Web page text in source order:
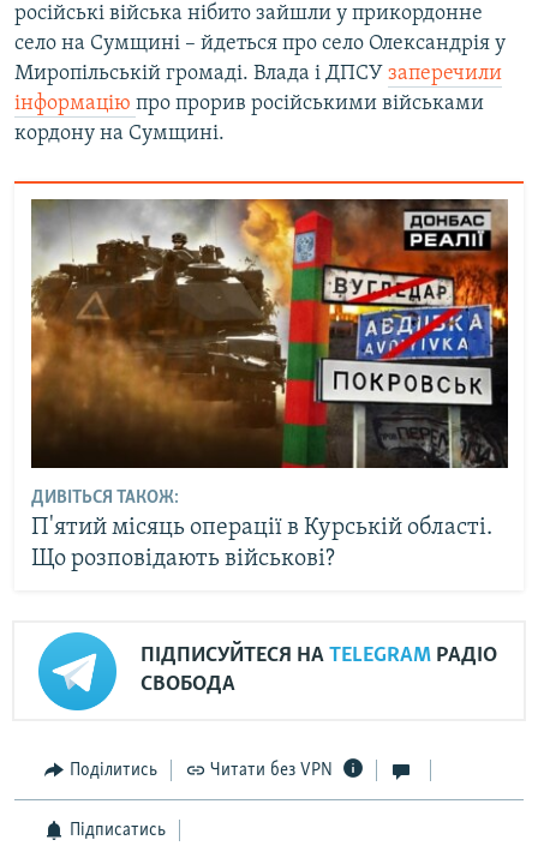
російські війська нібито зайшли у прикордонне
село на Сумщині – йдеться про село Олександрія у
Миропільській громаді. Влада і ДПСУ заперечили
інформацію про прорив російськими військами
кордону на Сумщині.
ДИВІТЬСЯ ТАКОЖ:
П'ятий місяць операції в Курській області.
Що розповідають військові?
ПІДПИСУЙТЕСЯ НА TELEGRAM РАДІО
СВОБОДА
Поділитись Читати без VPN
Підписатись